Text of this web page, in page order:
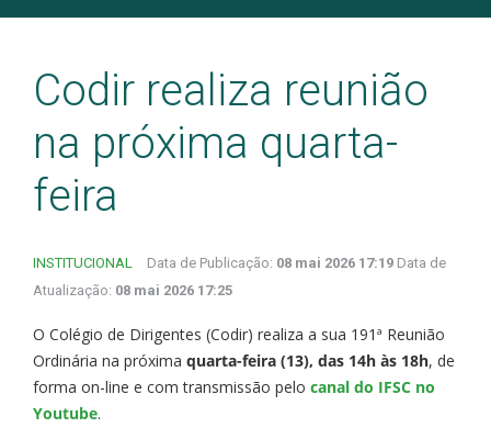
Codir realiza reunião
na próxima quarta-
feira
INSTITUCIONAL Data de Publicação: 08 mai 2026 17:19 Data de
Atualização: 08 mai 2026 17:25
O Colégio de Dirigentes (Codir) realiza a sua 191ª Reunião
Ordinária na próxima quarta-feira (13), das 14h às 18h, de
forma on-line e com transmissão pelo canal do IFSC no
Youtube.